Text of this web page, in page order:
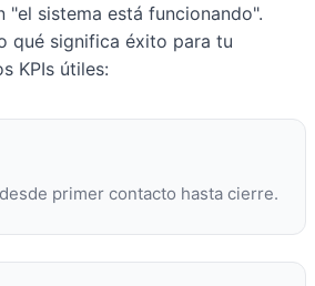
"el sistema está funcionando".
qué significa éxito para tu
KPIs útiles:
primer contacto hasta cierre.